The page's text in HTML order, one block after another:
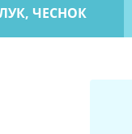
ЧЕСНОК